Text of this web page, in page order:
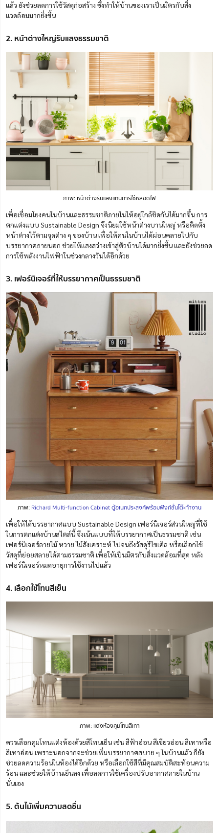
แล้ว ยังช่วยลดการใช้วัสดุก่อสร้าง ซึ่งทำให้บ้านของเราเป็นมิตรกับสิ่ง
แวดล้อมมากยิ่งขึ้น
2. หน้าต่างใหญ่รับแสงธรรมชาติ
ภาพ: หน้าต่างรับแสงแทนการใช้หลอดไฟ
เพื่อเชื่อมโยงคนในบ้านและธรรมชาติภายในให้อยู่ใกล้ชิดกันได้มากขึ้น การ
ตกแต่งแบบ Sustainable Design จึงนิยมใช้หน้าต่างบานใหญ่ หรือติดตั้ง
หน้าต่างไว้ตามจุดต่าง ๆ ของบ้าน เพื่อให้คนในบ้านได้ผ่อนคลายไปกับ
บรรยากาศภายนอก ช่วยให้แสงสว่างเข้าสู่ตัวบ้านได้มากยิ่งขึ้น และยังช่วยลด
การใช้พลังงานไฟฟ้าในช่วงกลางวันได้อีกด้วย
3. เฟอร์นิเจอร์ที่ให้บรรยากาศเป็นธรรมชาติ
ภาพ: Richard Multi-function Cabinet ตู้อเนกประสงค์พร้อมฟังก์ชั่นโต๊ะทำงาน
เพื่อให้ได้บรรยากาศแบบ Sustainable Design เฟอร์นิเจอร์ส่วนใหญ่ที่ใช้
ในการตกแต่งบ้านสไตล์นี้ จึงเน้นแบบที่ให้บรรยากาศเป็นธรรมชาติ เช่น
เฟอร์นิเจอร์ลายไม้ หวาย ไม้สังเคราะห์ ไปจนถึงวัสดุรีไซเคิล หรือเลือกใช้
วัสดุที่ย่อยสลายได้ตามธรรมชาติ เพื่อให้เป็นมิตรกับสิ่งแวดล้อมที่สุด หลัง
เฟอร์นิเจอร์หมดอายุการใช้งานไปแล้ว
4. เลือกใช้โทนสีเย็น
ภาพ: แต่งห้องคุมโทนสีเทา
ควรเลือกคุมโทนแต่งห้องด้วยสีโทนเย็น เช่น สีฟ้าอ่อน สีเขียวอ่อน สีเทาหรือ
สีเทาอ่อน เพราะนอกจากจะช่วยเพิ่มบรรยากาศสบาย ๆ ในบ้านแล้ว ก็ยัง
ช่วยลดความร้อนในห้องได้อีกด้วย หรือเลือกใช้สีที่มีคุณสมบัติสะท้อนความ
ร้อน และช่วยให้บ้านเย็นลง เพื่อลดการใช้เครื่องปรับอากาศภายในบ้าน
นั่นเอง
5. ต้นไม้เพิ่มความสดชื่น